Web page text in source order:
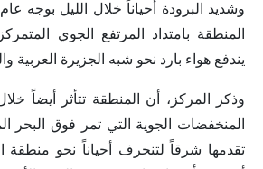
وشديد البرودة أحياناً خلال الليل بوجه
المنطقة بامتداد المرتفع الجوي
يندفع هواء بارد نحو شبه الجزيرة العربية
وذكر المركز، أن المنطقة تتأثر أيضاً
المنخفضات الجوية التي تمر فوق
تقدمها شرقاً لتنحرف أحياناً نحو منطقة